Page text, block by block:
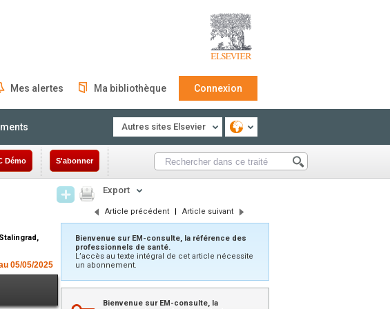
Mes alertes Ma bibliothèque Connexion
Autres sites Elsevier
Démo S'abonner
05/05/2025
Export
Article précédent | Article suivant
Bienvenue sur EM-consulte, la référence des
professionnels de santé.
L’accès au texte intégral de cet article nécessite
un abonnement.
Bienvenue sur EM-consulte, la